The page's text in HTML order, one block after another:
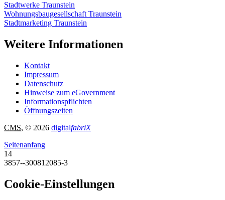
Stadtwerke Traunstein
Wohnungsbaugesellschaft Traunstein
Stadtmarketing Traunstein
Weitere Informationen
Kontakt
Impressum
Datenschutz
Hinweise zum eGovernment
Informationspflichten
Öffnungszeiten
CMS, © 2026 digitalfabriX
Seitenanfang
14
3857--300812085-3
Cookie-Einstellungen